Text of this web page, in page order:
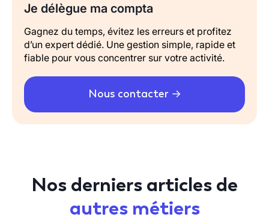
Je délègue ma compta
Gagnez du temps, évitez les erreurs et profitez
d’un expert dédié. Une gestion simple, rapide et
fiable pour vous concentrer sur votre activité.
Nous contacter
Nos derniers articles de
autres métiers